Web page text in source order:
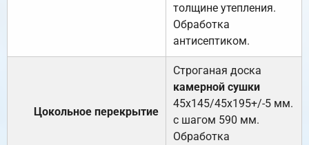
толщине утепления.
Обработка
антисептиком.
Цокольное перекрытие
Строганая доска
камерной сушки
45х145/45х195+/-5 мм.
с шагом 590 мм.
Обработка